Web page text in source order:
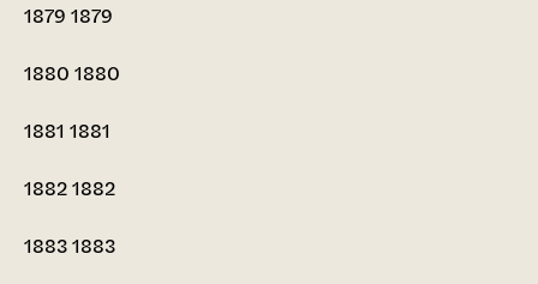
1879 1879
1880 1880
1881 1881
18821882
18831883